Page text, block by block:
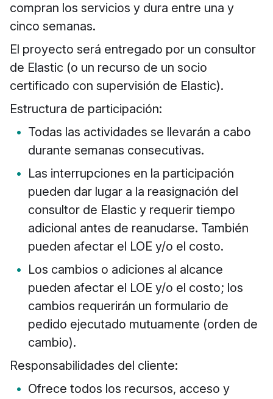
compran los servicios y dura entre una y
cinco semanas.
El proyecto será entregado por un consultor
de Elastic (o un recurso de un socio
certificado con supervisión de Elastic).
Estructura de participación:
Todas las actividades se llevarán a cabo
durante semanas consecutivas.
Las interrupciones en la participación
pueden dar lugar a la reasignación del
consultor de Elastic y requerir tiempo
adicional antes de reanudarse. También
pueden afectar el LOE y/o el costo.
Los cambios o adiciones al alcance
pueden afectar el LOE y/o el costo; los
cambios requerirán un formulario de
pedido ejecutado mutuamente (orden de
cambio).
Responsabilidades del cliente:
Ofrece todos los recursos, acceso y